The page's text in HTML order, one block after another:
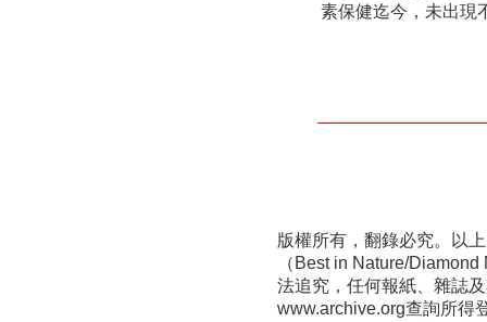
素保健迄今，未出現
版權所有，翻錄必究。以
（Best in Nature/
法追究，任何報紙、雜誌
www.archive.org查詢所得